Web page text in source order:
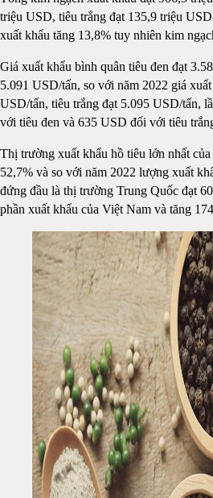
triệu USD, tiêu trắng đạt 135,9 triệu
xuất khẩu tăng 13,8% tuy nhiên kim
Giá xuất khẩu bình quân tiêu đen đạt
5.091 USD/tấn, so với năm 2022 giá
USD/tấn, tiêu trắng đạt 5.095 USD/tấn,
với tiêu đen và 635 USD đối với tiêu
Thị trường xuất khẩu hồ tiêu lớn nhất
52,7% và so với năm 2022 lượng xuất
đứng đầu là thị trường Trung Quốc đạt
phần xuất khẩu của Việt Nam và tăng